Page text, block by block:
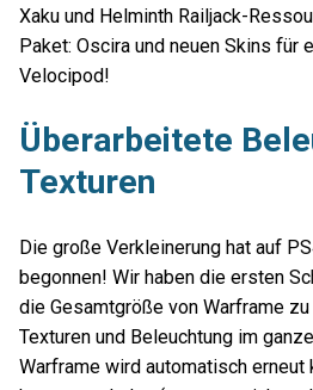
Xaku und Helminth Railjack-
Paket: Oscira und neuen Skins für
Velocipod!
Überarbeitete
Texturen
Die große Verkleinerung hat auf
begonnen! Wir haben die ersten
die Gesamtgröße von Warframe
Texturen und Beleuchtung im
Warframe wird automatisch erneut